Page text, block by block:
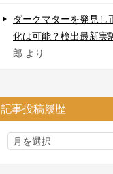
ダークマターを発見し
化は可能？検出最新実
郎 より
記事投稿履歴